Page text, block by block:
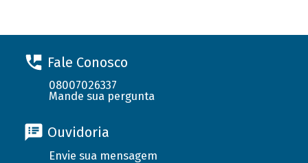
Fale Conosco
08007026337
Mande sua pergunta
Ouvidoria
Envie sua mensagem